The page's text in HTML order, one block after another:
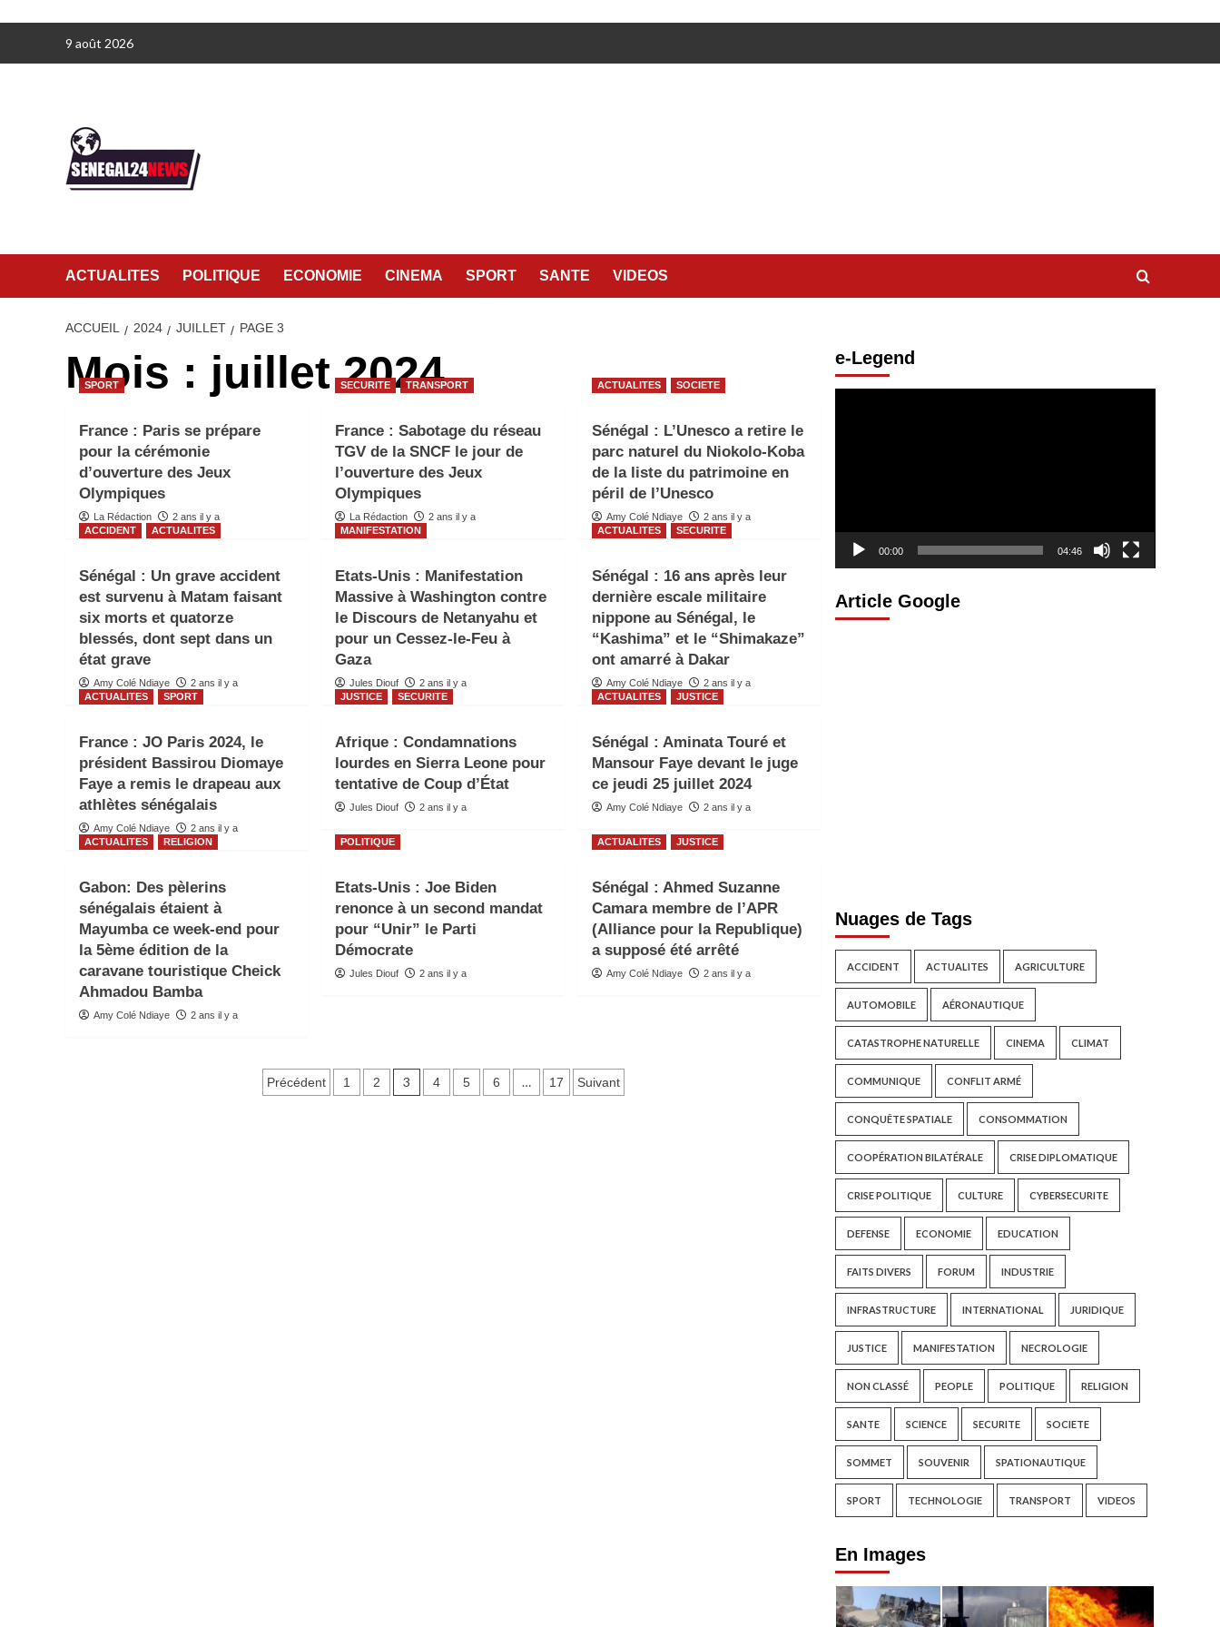
9 août 2026
ACTUALITES POLITIQUE ECONOMIE CINEMA SPORT SANTE VIDEOS
ACCUEIL 2024 JUILLET PAGE 3
Mois : juillet 2024
SPORT
France : Paris se prépare
pour la cérémonie
d’ouverture des Jeux
Olympiques
La Rédaction 2 ans il y a
SECURITE TRANSPORT
France : Sabotage du réseau
TGV de la SNCF le jour de
l’ouverture des Jeux
Olympiques
La Rédaction 2 ans il y a
ACTUALITES SOCIETE
Sénégal : L’Unesco a retire le
parc naturel du Niokolo-Koba
de la liste du patrimoine en
péril de l’Unesco
Amy Colé Ndiaye
2 ans il y a
ACCIDENT
ACTUALITES
Sénégal : Un grave accident
est survenu à Matam faisant
six morts et quatorze
blessés, dont sept dans un
état grave
Amy Colé Ndiaye 2 ans il y a
MANIFESTATION
Etats-Unis : Manifestation
Massive à Washington contre
le Discours de Netanyahu et
pour un Cessez-le-Feu à
Gaza
Jules Diouf 2 ans il y a
ACTUALITES SECURITE
Sénégal : 16 ans après leur
dernière escale militaire
nippone au Sénégal, le
“Kashima” et le “Shimakaze”
ont amarré à Dakar
Amy Colé Ndiaye
2 ans il y a
ACTUALITES
SPORT
France : JO Paris 2024, le
président Bassirou Diomaye
Faye a remis le drapeau aux
athlètes sénégalais
Amy Colé Ndiaye 2 ans il y a
JUSTICE SECURITE
Afrique : Condamnations
lourdes en Sierra Leone pour
tentative de Coup d’État
Jules Diouf 2 ans il y a
ACTUALITES JUSTICE
Sénégal : Aminata Touré et
Mansour Faye devant le juge
ce jeudi 25 juillet 2024
Amy Colé Ndiaye 2 ans il y a
ACTUALITES RELIGION
Gabon: Des pèlerins
sénégalais étaient à
Mayumba ce week-end pour
la 5ème édition de la
caravane touristique Cheick
Ahmadou Bamba
Amy Colé Ndiaye 2 ans il y a
POLITIQUE
Etats-Unis : Joe Biden
renonce à un second mandat
pour “Unir” le Parti
Démocrate
Jules Diouf 2 ans il y a
ACTUALITES JUSTICE
Sénégal : Ahmed Suzanne
Camara membre de l’APR
(Alliance pour la Republique)
a supposé été arrêté
Amy Colé Ndiaye 2 ans il y a
Pagination
Précédent 1 2 3 4 5 6 … 17 Suivant
e-Legend
00:00 04:46
Article Google
Nuages de Tags
ACCIDENT ACTUALITES AGRICULTURE
AUTOMOBILE AÉRONAUTIQUE
CATASTROPHE NATURELLE CINEMA CLIMAT
COMMUNIQUE CONFLIT ARMÉ
CONQUÊTE SPATIALE CONSOMMATION
COOPÉRATION BILATÉRALE CRISE DIPLOMATIQUE
CRISE POLITIQUE CULTURE CYBERSECURITE
DEFENSE ECONOMIE EDUCATION
FAITS DIVERS FORUM INDUSTRIE
INFRASTRUCTURE INTERNATIONAL JURIDIQUE
JUSTICE MANIFESTATION NECROLOGIE
NON CLASSÉ PEOPLE POLITIQUE RELIGION
SANTE SCIENCE SECURITE SOCIETE
SOMMET SOUVENIR SPATIONAUTIQUE
SPORT TECHNOLOGIE TRANSPORT VIDEOS
En Images